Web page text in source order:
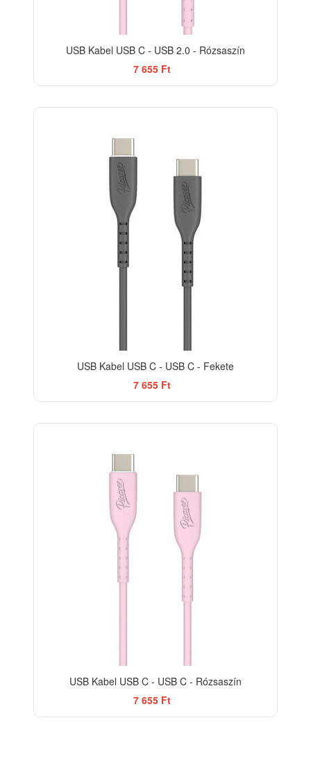
USB Kabel USB C - USB 2.0 - Rózsaszín
7 655 Ft
USB Kabel USB C - USB C - Fekete
7 655 Ft
USB Kabel USB C - USB C - Rózsaszín
7 655 Ft